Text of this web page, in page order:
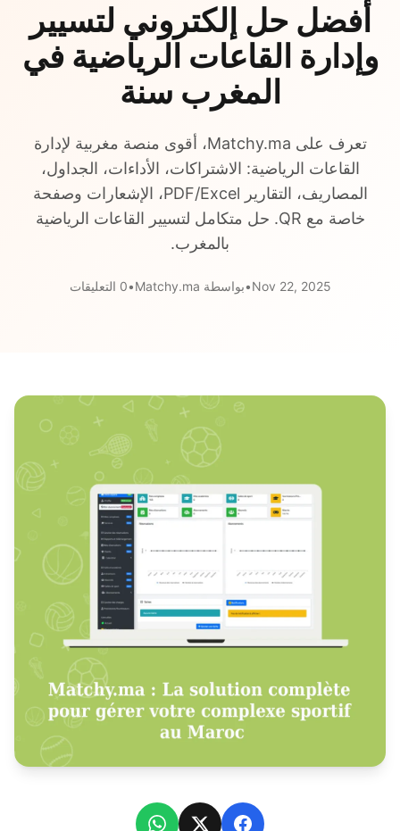
أفضل حل إلكتروني لتسيير
وإدارة القاعات الرياضية في
المغرب سنة
تعرف على Matchy.ma، أقوى منصة مغربية لإدارة
القاعات الرياضية: الاشتراكات، الأداءات، الجداول،
المصاريف، التقارير PDF/Excel، الإشعارات وصفحة
خاصة مع QR. حل متكامل لتسيير القاعات الرياضية
بالمغرب.
Nov 22, 2025
•بواسطة Matchy.ma •0 التعليقات